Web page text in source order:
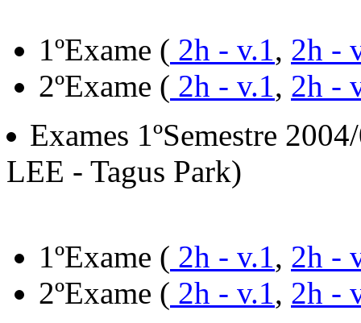
1ºExame ( 2h - v.1 , 2h -
2ºExame ( 2h - v.1 , 2h -
Exames 1ºSemestre
LEE - Tagus Park)
1ºExame ( 2h - v.1 , 2h -
2ºExame ( 2h - v.1 , 2h -